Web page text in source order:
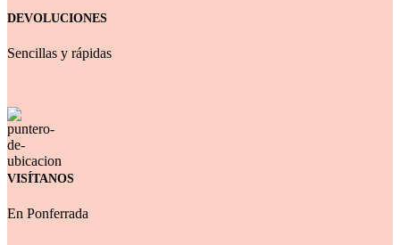
DEVOLUCIONES
Sencillas y rápidas
VISÍTANOS
En Ponferrada